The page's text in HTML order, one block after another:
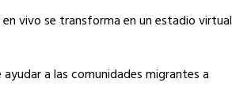
vivo se transforma en un estadio virtual
a las comunidades migrantes a